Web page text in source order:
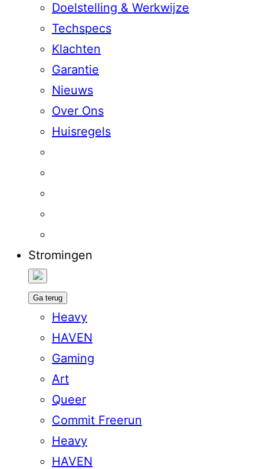
Doelstelling & Werkwijze
Techspecs
Klachten
Garantie
Nieuws
Over Ons
Huisregels
Stromingen
Ga terug
Heavy
HAVEN
Gaming
Art
Queer
Commit Freerun
Heavy
HAVEN